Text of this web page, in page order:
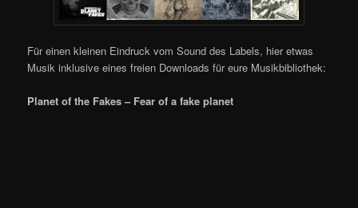
Für einen kleinen Eindruck vom Sound des Labels, hier etwas
Musik inklusive eines freien Downloads für eure Musikbibliothek:
Planet of the Fakes – Fear of a fake planet